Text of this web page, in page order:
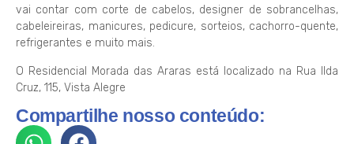
vai contar com corte de cabelos, designer de sobrancelhas,
cabeleireiras, manicures, pedicure, sorteios, cachorro-quente,
refrigerantes e muito mais.
O Residencial Morada das Araras está localizado na Rua Ilda
Cruz, 115, Vista Alegre
Compartilhe nosso conteúdo: